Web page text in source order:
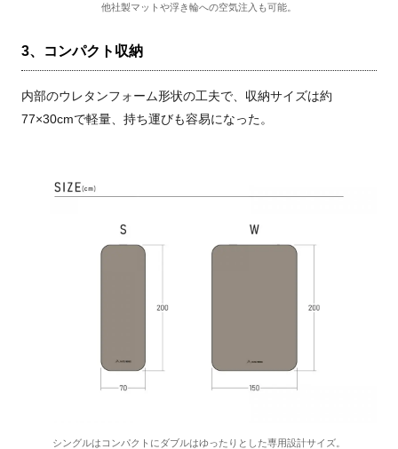
他社製マットや浮き輪への空気注入も可能。
3、コンパクト収納
内部のウレタンフォーム形状の工夫で、収納サイズは約
77×30cmで軽量、持ち運びも容易になった。
シングルはコンパクトにダブルはゆったりとした専用設計サイズ。